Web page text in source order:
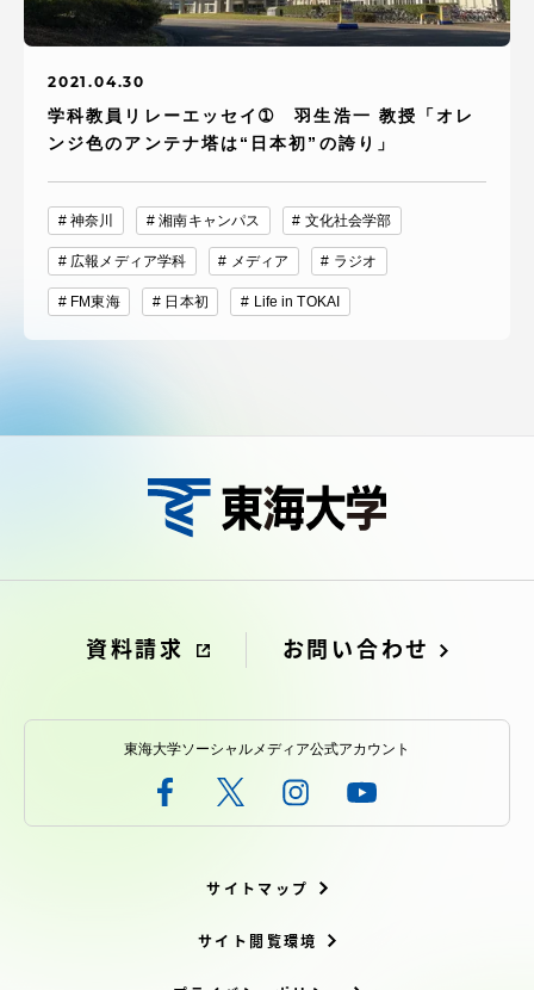
2021.04.30
学科教員リレーエッセイ➀ 羽生浩一 教授「オレ
ンジ色のアンテナ塔は“日本初”の誇り」
神奈川 湘南キャンパス 文化社会学部
広報メディア学科 メディア ラジオ
FM東海 日本初 Life in TOKAI
資料請求 お問い合わせ
東海大学ソーシャルメディア公式アカウント
サイトマップ
サイト閲覧環境